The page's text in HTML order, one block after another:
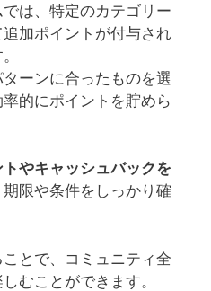
は、特定のカテゴリー
加ポイントが付与され
ーンに合ったものを選
的にポイントを貯めら
やキャッシュバックを
限や条件をしっかり確
とで、コミュニティ全
むことができます。